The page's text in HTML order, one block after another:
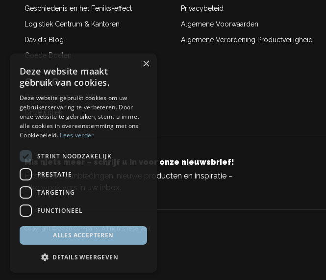
Geschiedenis en het Feniks-effect
Logistiek Centrum & Kantoren
David’s Blog
Goede Doelen
Over Ons
De oorsprong van AW
Privacybeleid
Algemene Voorwaarden
Algemene Verordening Productveiligheid
Mis niets meer – schrijf u in voor onze nieuwsbrief!
Exclusieve aanbiedingen, nieuwe producten en inspiratie –
elke week vers in uw inbox.
Copyright © 2026 Company, All rights reserved.
×
Deze website maakt
gebruik van cookies.
Deze website gebruikt cookies om uw
gebruikerservaring te verbeteren. Door
onze website te gebruiken, stemt u in met
alle cookies in overeenstemming met ons
Cookiebeleid. Lees verder
STRIKT NOODZAKELIJK
PRESTATIE
TARGETING
FUNCTIONEEL
ALLES ACCEPTEREN
DETAILS WEERGEVEN